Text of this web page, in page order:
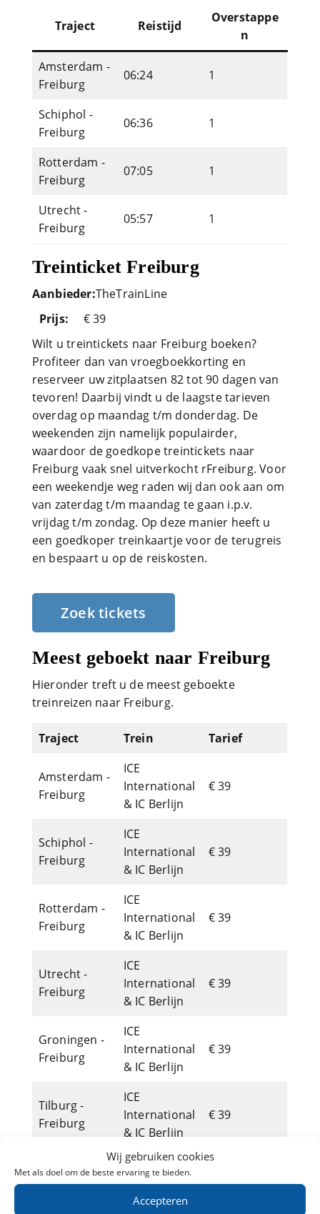
Wij gebruiken cookies
Met als doel om de beste ervaring te bieden.
Accepteren
Traject Reistijd
Overstappe
n
Amsterdam -
Freiburg
06:24 1
Schiphol -
Freiburg
06:36 1
Rotterdam -
Freiburg
07:05 1
Utrecht -
Freiburg
05:57 1
Treinticket Freiburg
Aanbieder:TheTrainLine
Prijs:
€ 39
Wilt u treintickets naar Freiburg boeken?
Profiteer dan van vroegboekkorting en
reserveer uw zitplaatsen 82 tot 90 dagen van
tevoren! Daarbij vindt u de laagste tarieven
overdag op maandag t/m donderdag. De
weekenden zijn namelijk populairder,
waardoor de goedkope treintickets naar
Freiburg vaak snel uitverkocht rFreiburg. Voor
een weekendje weg raden wij dan ook aan om
van zaterdag t/m maandag te gaan i.p.v.
vrijdag t/m zondag. Op deze manier heeft u
een goedkoper treinkaartje voor de terugreis
en bespaart u op de reiskosten.
Zoek tickets
Meest geboekt naar Freiburg
Hieronder treft u de meest geboekte
treinreizen naar Freiburg.
Traject Trein Tarief
Amsterdam -
Freiburg
ICE
International
& IC Berlijn
€ 39
Schiphol -
Freiburg
ICE
International
& IC Berlijn
€ 39
Rotterdam -
Freiburg
ICE
International
& IC Berlijn
€ 39
Utrecht -
Freiburg
ICE
International
& IC Berlijn
€ 39
Groningen -
Freiburg
ICE
International
& IC Berlijn
€ 39
Tilburg -
Freiburg
ICE
International
& IC Berlijn
€ 39
Eindhoven -
Freiburg
ICE
International
& IC Berlijn
€ 39